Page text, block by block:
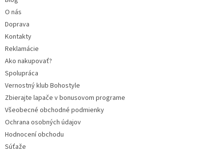
O nás
Doprava
Kontakty
Reklamácie
Ako nakupovať?
Spolupráca
Vernostný klub Bohostyle
Zbierajte lapače v bonusovom programe
Všeobecné obchodné podmienky
Ochrana osobných údajov
Hodnocení obchodu
Súťaže